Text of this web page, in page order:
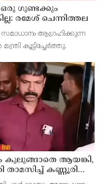
ഒരു ഗുണ്ടക്കും
രമേശ് ചെന്നിത്തല
സമാധാനം ആഗ്രഹിക്കുന്ന
കൂട്ടിച്ചേര്‍ത്തു.
കുലുങ്ങാതെ ആയങ്കി,
താമസിച്ച് കണ്ണൂരിലെ